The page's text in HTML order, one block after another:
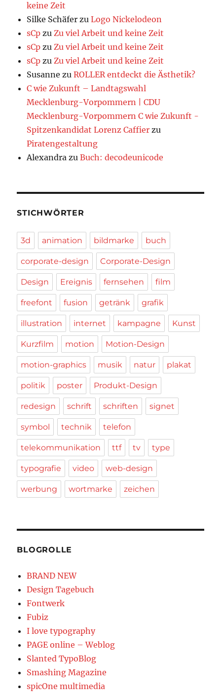
keine Zeit
Silke Schäfer zuLogo Nickelodeon
sCp zuZu viel Arbeit und keine Zeit
sCp zuZu viel Arbeit und keine Zeit
sCp zuZu viel Arbeit und keine Zeit
Susanne zuROLLER entdeckt die Ästhetik?
C wie Zukunft – Landtagswahl
Mecklenburg-Vorpommern | CDU
Mecklenburg-Vorpommern C wie Zukunft -
Spitzenkandidat Lorenz Caffier zu
Piratengestaltung
Alexandra zuBuch: decodeunicode
STICHWÖRTER
3d animation bildmarke buch
corporate-design Corporate-Design
Design Ereignis fernsehen film
freefont fusion getränk grafik
illustration internet kampagne Kunst
Kurzfilm motion Motion-Design
motion-graphics musik natur plakat
politik poster Produkt-Design
redesign schrift schriften signet
symbol technik telefon
telekommunikation ttf tv type
typografie video web-design
werbung wortmarke zeichen
BLOGROLLE
BRAND NEW
Design Tagebuch
Fontwerk
Fubiz
I love typography
PAGE online – Weblog
Slanted TypoBlog
Smashing Magazine
spicOne multimedia